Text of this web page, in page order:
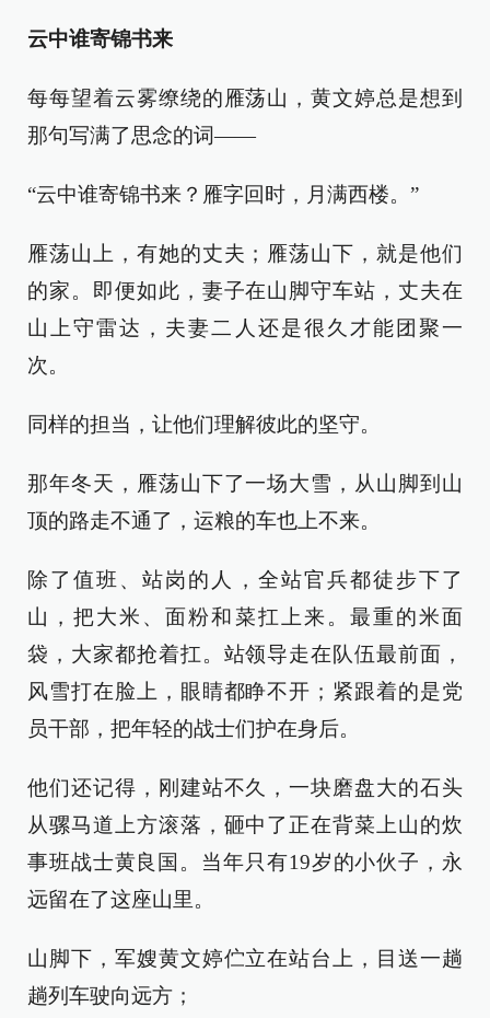
云中谁寄锦书来
每每望着云雾缭绕的雁荡山，黄文婷总是想到
那句写满了思念的词——
“云中谁寄锦书来？雁字回时，月满西楼。”
雁荡山上，有她的丈夫；雁荡山下，就是他们
的家。即便如此，妻子在山脚守车站，丈夫在
山上守雷达，夫妻二人还是很久才能团聚一
次。
同样的担当，让他们理解彼此的坚守。
那年冬天，雁荡山下了一场大雪，从山脚到山
顶的路走不通了，运粮的车也上不来。
除了值班、站岗的人，全站官兵都徒步下了
山，把大米、面粉和菜扛上来。最重的米面
袋，大家都抢着扛。站领导走在队伍最前面，
风雪打在脸上，眼睛都睁不开；紧跟着的是党
员干部，把年轻的战士们护在身后。
他们还记得，刚建站不久，一块磨盘大的石头
从骡马道上方滚落，砸中了正在背菜上山的炊
事班战士黄良国。当年只有19岁的小伙子，永
远留在了这座山里。
山脚下，军嫂黄文婷伫立在站台上，目送一趟
趟列车驶向远方；